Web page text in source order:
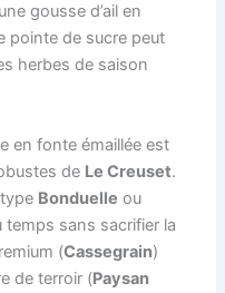
gousse d’ail en
pointe de sucre peut
herbes de saison
en fonte émaillée est
de Le Creuset.
Bonduelle ou
sans sacrifier la
(Cassegrain)
de terroir (Paysan